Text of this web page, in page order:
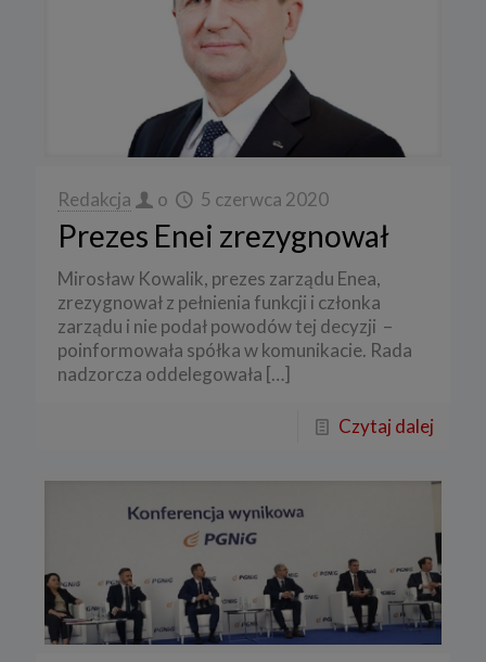
Redakcja o 5 czerwca 2020
Prezes Enei zrezygnował
Mirosław Kowalik, prezes zarządu Enea,
zrezygnował z pełnienia funkcji i członka
zarządu i nie podał powodów tej decyzji –
poinformowała spółka w komunikacie. Rada
nadzorcza oddelegowała […]
Czytaj dalej